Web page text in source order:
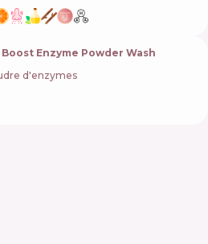
Boost Enzyme Powder Wash
d'enzymes